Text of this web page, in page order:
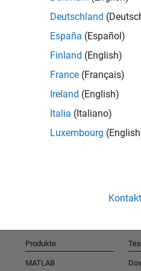
Deutschland
España (Español)
Finland (English)
France (Français)
Ireland (English)
Italia (Italiano)
Luxembourg
Produkte
MATLAB